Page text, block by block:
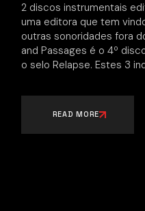
2 discos instrumentais
uma editora que tem
outras sonoridades fora
and Passages é o 4º
o selo Relapse. Estes 3
READ MORE